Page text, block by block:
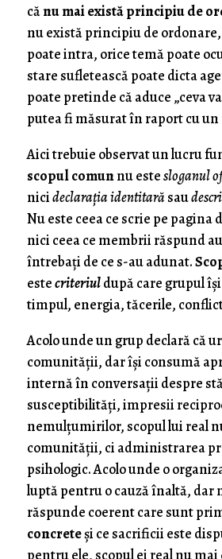
cănu mai există principiu de
nu există principiu de
poate intra, orice temă poate
stare sufletească poate dicta
poate pretinde că aduce „ceva
putea fi măsurat în raport cu
Aici trebuie observat un lucru
scopul comunnu estesloganul
nicideclarația identitară sau
Nu este ceea ce scrie pe pagina
nici ceea ce membrii răspund
întrebați de ce s-au adunat.
estecriteriuldupă care grupul
timpul, energia, tăcerile,
Acolo unde un grup declară că
comunității, dar își consumă
internă în conversații despre
susceptibilități, impresii
nemulțumirilor, scopul lui real
comunității, ci administrarea
psihologic. Acolo unde o
luptă pentru o cauză înaltă, dar
răspunde coerent care sunt
concreteși ce sacrificii este
pentru ele, scopul ei real nu mai